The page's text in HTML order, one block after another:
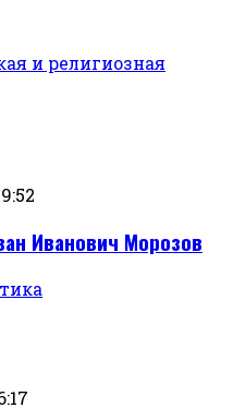
и религиозная
Иванович Морозов